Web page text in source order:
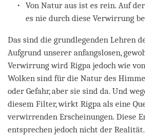
Von Natur aus ist es rein. Auf
es nie durch diese Verwirrung
Das sind die grundlegenden Lehren
Aufgrund unserer anfangslosen,
Verwirrung wird Rigpa jedoch wie
Wolken sind für die Natur des
oder Gefahr, aber sie sind da. Und
diesem Filter, wirkt Rigpa als eine
verwirrenden Erscheinungen. Diese
entsprechen jedoch nicht der